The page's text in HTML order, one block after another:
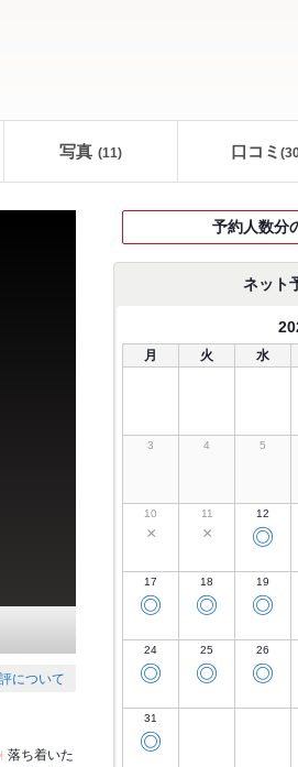
写真 (11) 口コミ (
について
落ち着いた
予約人数分
ネット
月 火 水
3 4 5
10
×
11
×
12
◎
17
◎
18
◎
19
◎
24
◎
25
◎
26
◎
31
◎